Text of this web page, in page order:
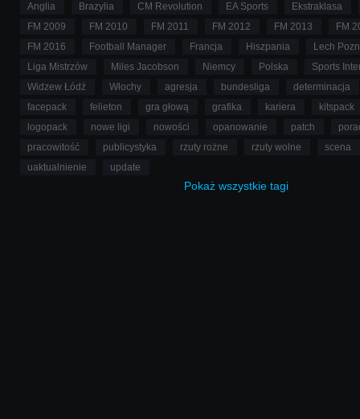
minimum.
Anglia Brazylia CM Revolution EA Sports
Ekstraklasa
FM 2009
FM 2010 FM 2011 FM 2012 FM 2013
FM
FM 2016
Football Manager Francja Hiszpania
Lech
Liga Mistrzów
Miles Jacobson Niemcy Polska
Sports
Widzew Łódź
Włochy agresja bundesliga
determinacja
facepack
felieton gra głową grafika kariera
kitspack
logopack
nowe ligi nowości opanowanie patch
pracowitość
publicystyka rzuty rożne rzuty wolne
scena
uaktualnienie
update
Pokaż wszystkie tagi